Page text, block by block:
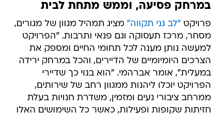
במרחק פסיעה, וממש מתחת לבית
פרויקט "לב גני תקווה" מציג תמהיל מגוון של מגורים,
מסחר, מרכז תעסוקה וגם פנאי ותרבות. "הפרויקט
למעשה נותן מענה לכל תחומי החיים ומספק את
הצרכים היומיומיים של הדיירים, והכל במרחק ירידה
במעלית", אומר אברהמי. "הוא בנוי כך שדיירי
הפרויקט יוכלו ליהנות ממגוון רחב של שירותים,
ממרחב ציבורי נעים ומזמין, משדרת חנויות בעלת
חזיתות שקופות ופעילות, כאשר כל השימושים האלו